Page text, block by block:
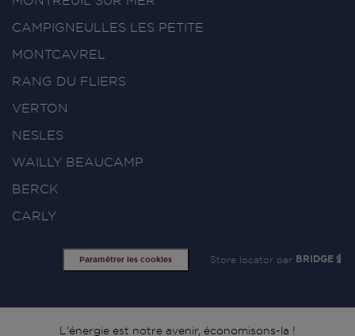
CAMPIGNEULLES LES PETITE
MONTCAVREL
RANG DU FLIERS
VERTON
NESLES
WAILLY BEAUCAMP
BERCK
CARLY
Paramétrer les cookies Store locator par BRIDGE
L'énergie est notre avenir, économisons-la !